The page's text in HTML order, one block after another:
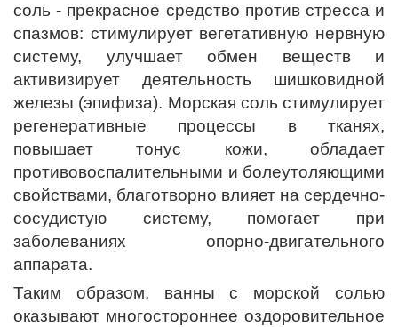
соль - прекрасное средство против стресса и
спазмов: стимулирует вегетативную нервную
систему, улучшает обмен веществ и
активизирует деятельность шишковидной
железы (эпифиза). Морская соль стимулирует
регенеративные процессы в тканях,
повышает тонус кожи, обладает
противовоспалительными и болеутоляющими
свойствами, благотворно влияет на сердечно-
сосудистую систему, помогает при
заболеваниях опорно-двигательного
аппарата.
Таким образом, ванны с морской солью
оказывают многостороннее оздоровительное